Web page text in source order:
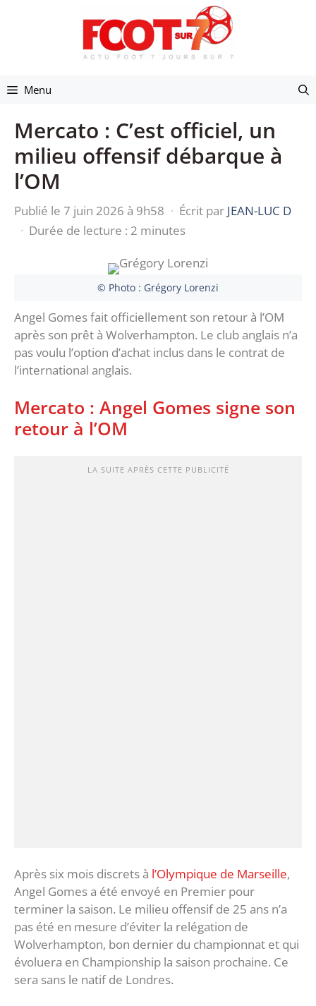
Menu
Mercato : C’est officiel, un
milieu offensif débarque à
l’OM
Publié le 7 juin 2026 à 9h58 · Écrit par JEAN-LUC D
· Durée de lecture : 2 minutes
© Photo : Grégory Lorenzi
Angel Gomes fait officiellement son retour à l’OM
après son prêt à Wolverhampton. Le club anglais n’a
pas voulu l’option d’achat inclus dans le contrat de
l’international anglais.
Mercato : Angel Gomes signe son
retour à l’OM
LA SUITE APRÈS CETTE PUBLICITÉ
Après six mois discrets à l’Olympique de Marseille,
Angel Gomes a été envoyé en Premier pour
terminer la saison. Le milieu offensif de 25 ans n’a
pas été en mesure d’éviter la relégation de
Wolverhampton, bon dernier du championnat et qui
évoluera en Championship la saison prochaine. Ce
sera sans le natif de Londres.